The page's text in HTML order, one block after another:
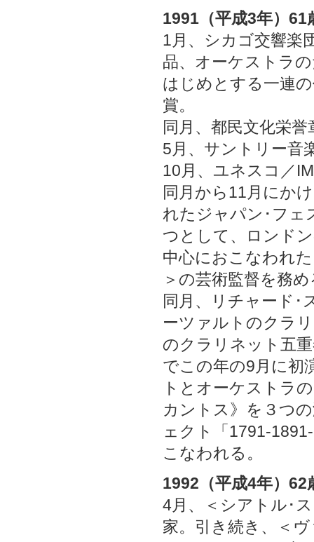
1991（平成3年）61
1月、シカゴ交響楽
品、オーケストラ
はじめとする一連
賞。
同月、都民文化栄誉
5月、サントリー音
10月、ユネスコ／
同月から11月にか
れたジャパン･フェ
つとして、ロンド
中心におこなわれ
＞の芸術監督を務
同月、リチャード･
ーツァルトのクラ
のクラリネット五
でこの年の9月に初
トとオーケストラ
カントス》を３つ
ェクト「1791-
こなわれる。
1992（平成4年）62
4月、＜シアトル･
家。引き続き、＜